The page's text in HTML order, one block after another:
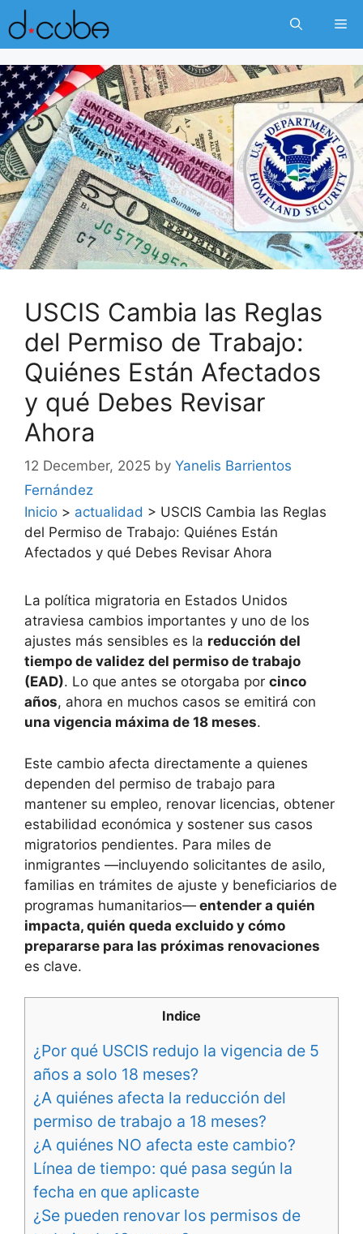
Skip
to
content
USCIS Cambia las Reglas
del Permiso de Trabajo:
Quiénes Están Afectados
y qué Debes Revisar
Ahora
12 December, 2025 by Yanelis Barrientos
Fernández
Inicio > actualidad > USCIS Cambia las Reglas
del Permiso de Trabajo: Quiénes Están
Afectados y qué Debes Revisar Ahora
La política migratoria en Estados Unidos
atraviesa cambios importantes y uno de los
ajustes más sensibles es la reducción del
tiempo de validez del permiso de trabajo
(EAD). Lo que antes se otorgaba por cinco
años, ahora en muchos casos se emitirá con
una vigencia máxima de 18 meses.
Este cambio afecta directamente a quienes
dependen del permiso de trabajo para
mantener su empleo, renovar licencias, obtener
estabilidad económica y sostener sus casos
migratorios pendientes. Para miles de
inmigrantes —incluyendo solicitantes de asilo,
familias en trámites de ajuste y beneficiarios de
programas humanitarios— entender a quién
impacta, quién queda excluido y cómo
prepararse para las próximas renovaciones
es clave.
Indice
¿Por qué USCIS redujo la vigencia de 5
años a solo 18 meses?
¿A quiénes afecta la reducción del
permiso de trabajo a 18 meses?
¿A quiénes NO afecta este cambio?
Línea de tiempo: qué pasa según la
fecha en que aplicaste
¿Se pueden renovar los permisos de